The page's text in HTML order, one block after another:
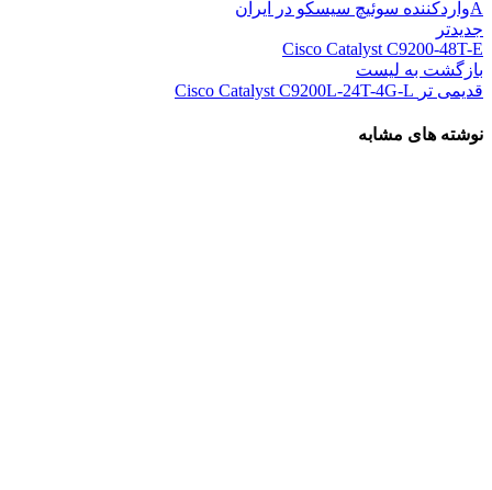
Aواردکننده سوئیچ سیسکو در ایران
جدیدتر
Cisco Catalyst C9200-48T-E
بازگشت به لیست
قدیمی تر Cisco Catalyst C9200L-24T-4G-L
نوشته های مشابه